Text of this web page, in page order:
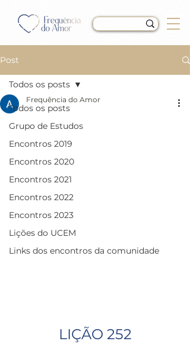
Post
Todos os posts
Grupo de Estudos
Encontros 2019
Encontros 2020
Encontros 2021
Encontros 2022
Encontros 2023
Lições do UCEM
Links dos encontros da comunidade
Todos os posts
LIÇÃO 252 do Livro de
Exercícios de “Um Curso
em Milagres” (UCEM)
Frequência do Amor
LIÇÃO 252